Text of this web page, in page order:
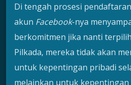
Di tengah prosesi
akun Facebook-nya
berkomitmen jika nanti
Pilkada, mereka tidak akan
untuk kepentingan pribadi
melainkan untuk kepentingan